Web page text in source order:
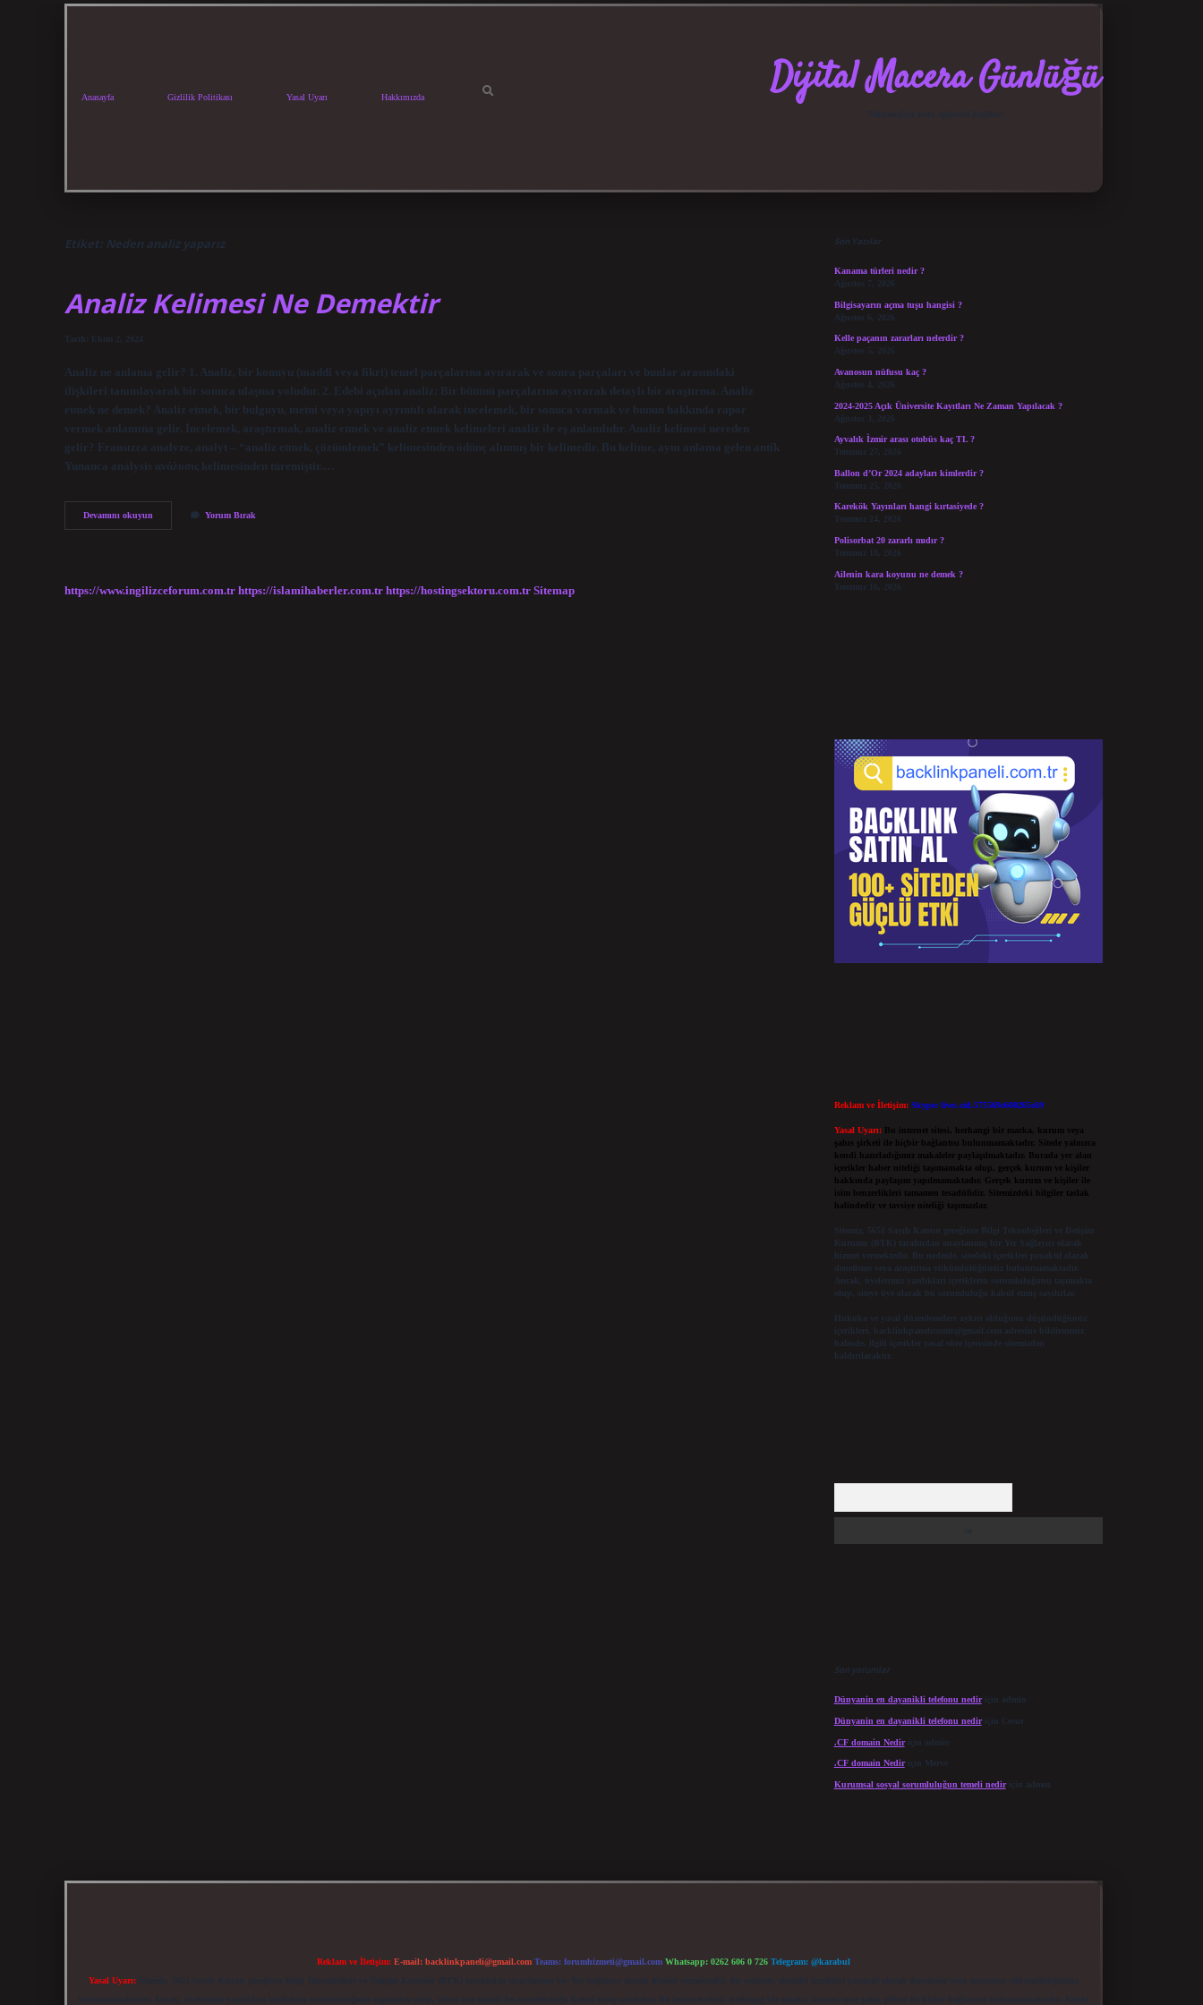
Anasayfa Gizlilik Politikası Yasal Uyarı Hakkımızda Dijital Macera Günlüğü
Etiket: Neden analiz yaparız
Analiz Kelimesi Ne Demektir
Tarih: Ekim 2, 2024
Analiz ne anlama gelir? 1. Analiz, bir konuyu (maddi veya fikri) temel parçalarına ayırarak ve sonra parçaları ve bunlar arasındaki
ilişkileri tanımlayarak bir sonuca ulaşma yoludur. 2. Edebi açıdan analiz: Bir bütünü parçalarına ayırarak detaylı bir araştırma. Analiz
etmek ne demek? Analiz etmek, bir bulguyu, metni veya yapıyı ayrıntılı olarak incelemek, bir sonuca varmak ve bunun hakkında rapor
vermek anlamına gelir. İncelemek, araştırmak, analiz etmek ve analiz etmek kelimeleri analiz ile eş anlamlıdır. Analiz kelimesi nereden
gelir? Fransızca analyze, analyt – “analiz etmek, çözümlemek” kelimesinden ödünç alınmış bir kelimedir. Bu kelime, aynı anlama gelen antik
Yunanca análysis ανάλυσις kelimesinden türemiştir.…
Devamını okuyun
Kelimesi
Yorum Bırak
https://www.ingilizceforum.com.tr https://islamihaberler.com.tr https://hostingsektoru.com.tr Sitemap
Son Yazılar
Kanama türleri nedir ?
Ağustos 7, 2026
Bilgisayarın açma tuşu hangisi ?
Ağustos 6, 2026
Kelle paçanın zararları nelerdir ?
Ağustos 5, 2026
Avanosun nüfusu kaç ?
Ağustos 4, 2026
2024-2025 Açık Üniversite Kayıtları Ne Zaman Yapılacak ?
Ağustos 3, 2026
Ayvalık İzmir arası otobüs kaç TL ?
Temmuz 27, 2026
Ballon d’Or 2024 adayları kimlerdir ?
Temmuz 25, 2026
Karekök Yayınları hangi kırtasiyede ?
Temmuz 24, 2026
Polisorbat 20 zararlı mıdır ?
Temmuz 18, 2026
Ailenin kara koyunu ne demek ?
Temmuz 16, 2026
Reklam ve İletişim: Skype: live:.cid.575569c608265c69
Yasal Uyarı:
Bu internet sitesi, herhangi bir marka, kurum veya
şahıs şirketi ile hiçbir bağlantısı bulunmamaktadır. Sitede yalnızca
kendi hazırladığımız makaleler paylaşılmaktadır. Burada yer alan
içerikler haber niteliği taşımamakta olup, gerçek kurum ve kişiler
hakkında paylaşım yapılmamaktadır. Gerçek kurum ve kişiler ile
isim benzerlikleri tamamen tesadüfidir. Sitemizdeki bilgiler taslak
halindedir ve tavsiye niteliği taşımazlar.
Sitemiz, 5651 Sayılı Kanun gereğince Bilgi Teknolojileri ve İletişim
Kurumu (BTK) tarafından onaylanmış bir Yer Sağlayıcı olarak
hizmet vermektedir. Bu nedenle, sitedeki içerikleri proaktif olarak
denetleme veya araştırma yükümlülüğümüz bulunmamaktadır.
Ancak, üyelerimiz yazdıkları içeriklerin sorumluluğunu taşımakta
olup, siteye üye olarak bu sorumluluğu kabul etmiş sayılırlar.
Hukuka ve yasal düzenlemelere aykırı olduğunu düşündüğünüz
içerikleri,
backlinkpanelicomtr@gmail.comadresine bildirmeniz
halinde, ilgili içerikler yasal süre içerisinde sitemizden
kaldırılacaktır.
Son yorumlar
Dünyanin en dayanikli telefonu nediriçin admin
Dünyanin en dayanikli telefonu nediriçin Cesur
.CF domain Nediriçin admin
.CF domain Nediriçin Merve
Kurumsal sosyal sorumluluğun temeli nediriçin admin
Reklam ve İletişim: E-mail: backlinkpaneli@gmail.com Teams: forumhizmeti@gmail.com Whatsapp: 0262 606 0 726 Telegram: @karabul
Yasal Uyarı: